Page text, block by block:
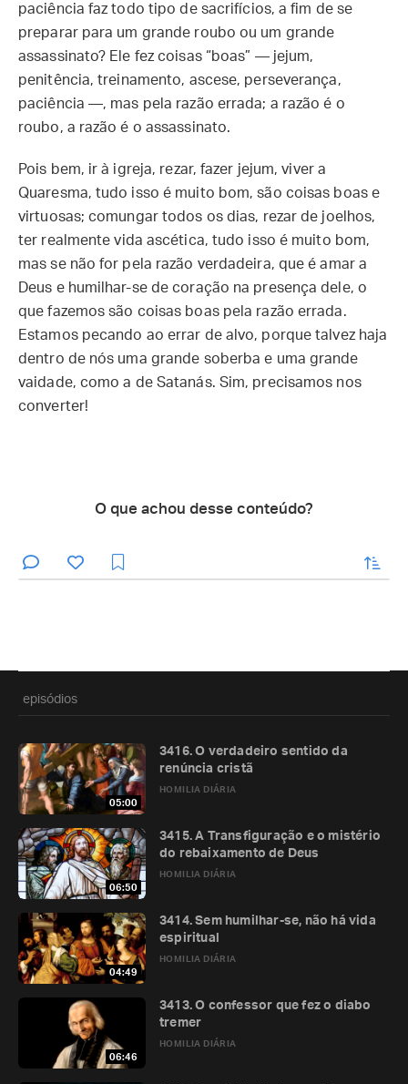
paciência faz todo tipo de sacrifícios, a fim de se
preparar para um grande roubo ou um grande
assassinato? Ele fez coisas “boas” — jejum,
penitência, treinamento, ascese, perseverança,
paciência —, mas pela razão errada; a razão é o
roubo, a razão é o assassinato.
Pois bem, ir à igreja, rezar, fazer jejum, viver a
Quaresma, tudo isso é muito bom, são coisas boas e
virtuosas; comungar todos os dias, rezar de joelhos,
ter realmente vida ascética, tudo isso é muito bom,
mas se não for pela razão verdadeira, que é amar a
Deus e humilhar-se de coração na presença dele, o
que fazemos são coisas boas pela razão errada.
Estamos pecando ao errar de alvo, porque talvez haja
dentro de nós uma grande soberba e uma grande
vaidade, como a de Satanás. Sim, precisamos nos
converter!
O que achou desse conteúdo?
enviar
episódios
05:00
HOMILIA DIÁRIA
3416. O verdadeiro sentido da
renúncia cristã
06:50
HOMILIA DIÁRIA
3415. A Transfiguração e o mistério
do rebaixamento de Deus
04:49
HOMILIA DIÁRIA
3414. Sem humilhar-se, não há vida
espiritual
06:46
HOMILIA DIÁRIA
3413. O confessor que fez o diabo
tremer